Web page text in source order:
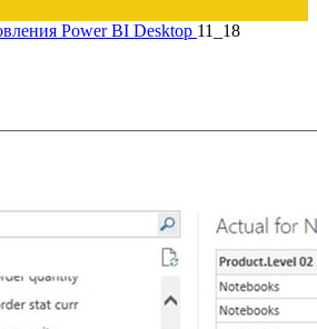
Power BI Desktop 11_18